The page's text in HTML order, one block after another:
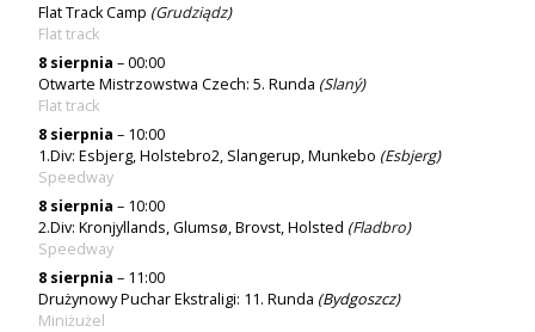
Flat Track Camp (Grudziądz)
Flat track
8 sierpnia – 00:00
Otwarte Mistrzowstwa Czech: 5. Runda (Slaný)
Flat track
8 sierpnia – 10:00
1.Div: Esbjerg, Holstebro2, Slangerup, Munkebo (Esbjerg)
Speedway
8 sierpnia – 10:00
2.Div: Kronjyllands, Glumsø, Brovst, Holsted (Fladbro)
Speedway
8 sierpnia – 11:00
Drużynowy Puchar Ekstraligi: 11. Runda (Bydgoszcz)
Miniżużel